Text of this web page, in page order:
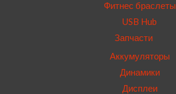
Фитнес браслеты
USB Hub
Запчасти
Аккумуляторы
Динамики
Дисплеи